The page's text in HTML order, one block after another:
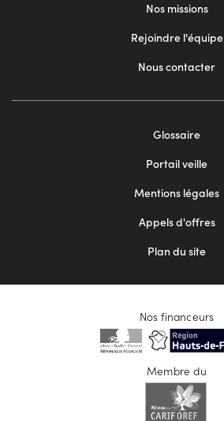
Nos missions
Rejoindre l'équipe
Nous contacter
Glossaire
Portail veille
Mentions légales
Appels d'offres
Plan du site
Nos financeurs
Membre du